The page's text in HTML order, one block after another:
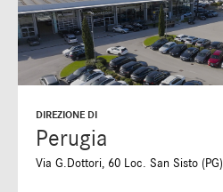
DIREZIONE DI
Perugia
Via G.Dottori, 60 Loc. San Sisto (PG)